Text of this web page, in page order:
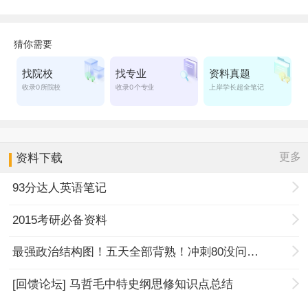
资料下载 更多
93分达人英语笔记
2015考研必备资料
最强政治结构图！五天全部背熟！冲刺80没问题！
[回馈论坛] 马哲毛中特史纲思修知识点总结